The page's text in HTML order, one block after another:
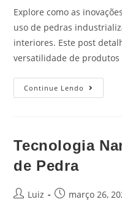
Explore como as
uso de pedras
interiores. Este post
versatilidade de
Continue Lendo
Tecnologia
de Pedra
Luiz março 26,